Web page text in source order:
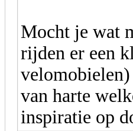
Mocht je wat
rijden er een
velomobielen)
van harte
inspiratie op